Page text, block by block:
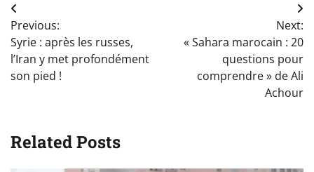
Navigation
de
l’article
Previous:
Syrie : après les russes,
l’Iran y met profondément
son pied !
Next:
« Sahara marocain : 20
questions pour
comprendre » de Ali
Achour
Related Posts